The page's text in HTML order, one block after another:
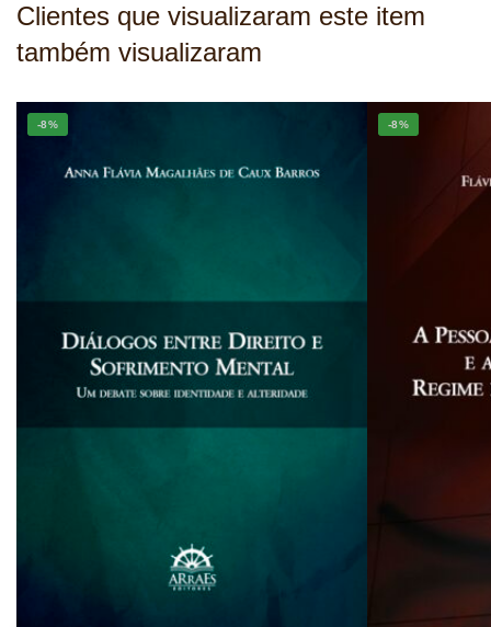
Clientes que visualizaram este item
também visualizaram
-8% -8%